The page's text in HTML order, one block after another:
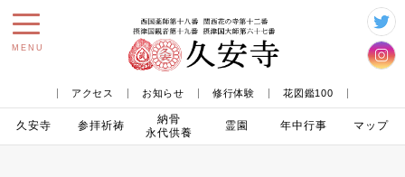
toggle
navigation
MENU
アクセス お知らせ 修行体験 花図鑑100
久安寺 参拝祈祷
納骨
永代供養
霊園 年中行事 マップ